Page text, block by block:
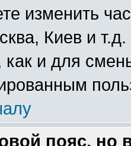
изменить
Киев и
как и для
пояс, но